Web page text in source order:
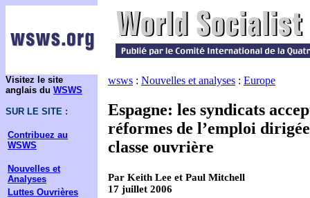
Visitez le site
anglais du WSWS
SUR LE SITE :
Contribuez au
WSWS
Nouvelles et
Analyses
Luttes Ouvrières
wsws : Nouvelles et analyses : Europe
Espagne: les syndicats
réformes de l’emploi
classe ouvrière
Par Keith Lee et Paul Mitchell
17 juillet 2006